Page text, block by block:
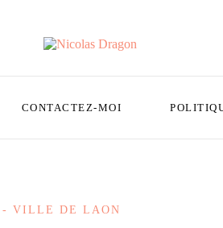
CONTACTEZ-MOI
VILLE DE LAON